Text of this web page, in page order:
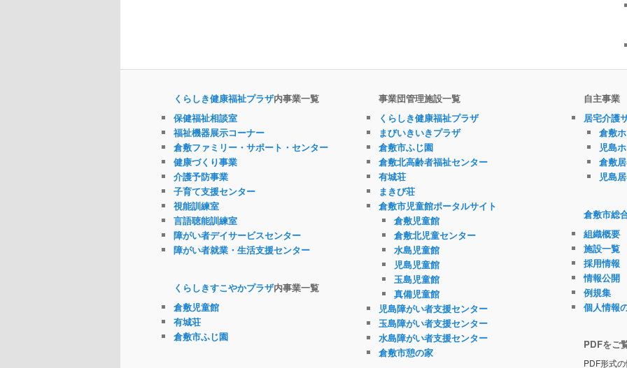
くらしき健康福祉プラザ内事業一覧
保健福祉相談室
福祉機器展示コーナー
倉敷ファミリー・サポート・センター
健康づくり事業
介護予防事業
子育て支援センター
視能訓練室
言語聴能訓練室
障がい者デイサービスセンター
障がい者就業・生活支援センター
くらしきすこやかプラザ内事業一覧
倉敷児童館
有城荘
倉敷市ふじ園
事業団管理施設一覧
くらしき健康福祉プラザ
まびいきいきプラザ
倉敷市ふじ園
倉敷北高齢者福祉センター
有城荘
まきび荘
倉敷市児童館ポータルサイト
倉敷児童館
倉敷北児童センター
水島児童館
児島児童館
玉島児童館
真備児童館
児島障がい者支援センター
玉島障がい者支援センター
水島障がい者支援センター
倉敷市憩の家
自主事業
居宅介護
倉敷
児島
倉敷
児島
倉敷市総
組織概要
施設一覧
採用情報
情報公開
例規集
個人情報
PDFをご
PDF形式